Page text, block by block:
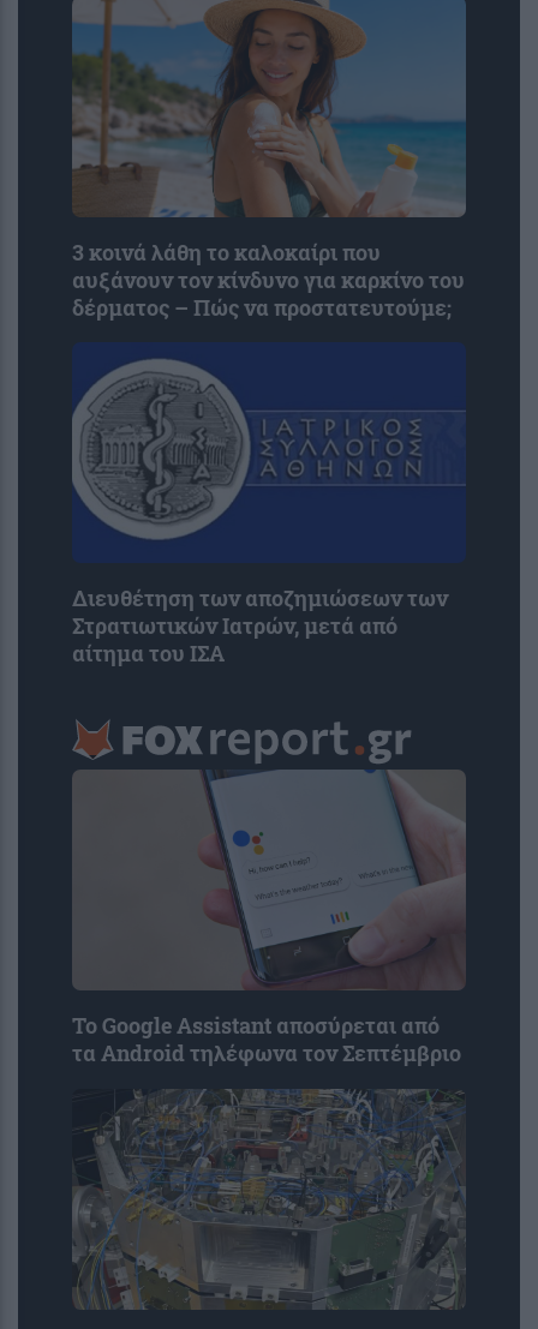
3 κοινά λάθη το καλοκαίρι που
αυξάνουν τον κίνδυνο για καρκίνο του
δέρματος – Πώς να προστατευτούμε;
Διευθέτηση των αποζημιώσεων των
Στρατιωτικών Ιατρών, μετά από
αίτημα του ΙΣΑ
Το Google Assistant αποσύρεται από
τα Android τηλέφωνα τον Σεπτέμβριο